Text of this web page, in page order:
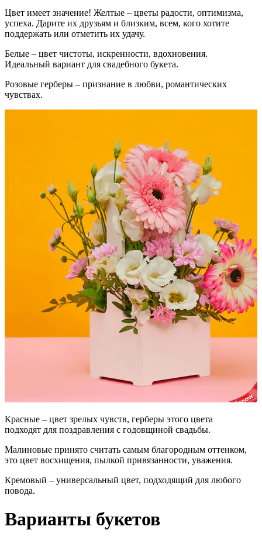
Цвет имеет значение! Желтые – цветы радости, оптимизма,
успеха. Дарите их друзьям и близким, всем, кого хотите
поддержать или отметить их удачу.
Белые – цвет чистоты, искренности, вдохновения.
Идеальный вариант для свадебного букета.
Розовые герберы – признание в любви, романтических
чувствах.
Красные – цвет зрелых чувств, герберы этого цвета
подходят для поздравления с годовщиной свадьбы.
Малиновые принято считать самым благородным оттенком,
это цвет восхищения, пылкой привязанности, уважения.
Кремовый – универсальный цвет, подходящий для любого
повода.
Варианты букетов